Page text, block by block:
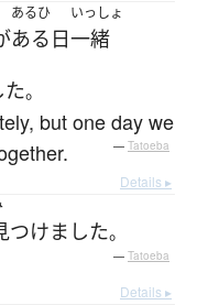
あるひ
ある日
いっしょ
一緒
た。
but one day we
— Tatoeba
Details ▸
つけました。
— Tatoeba
Details ▸